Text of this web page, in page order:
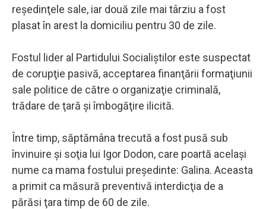
reşedinţele sale, iar două zile mai târziu a fost
plasat în arest la domiciliu pentru 30 de zile.
Fostul lider al Partidului Socialiştilor este suspectat
de corupţie pasivă, acceptarea finanţării formaţiunii
sale politice de către o organizaţie criminală,
trădare de ţară şi îmbogăţire ilicită.
Între timp, săptămâna trecută a fost pusă sub
învinuire şi soţia lui Igor Dodon, care poartă același
nume ca mama fostului președinte: Galina. Aceasta
a primit ca măsură preventivă interdicţia de a
părăsi ţara timp de 60 de zile.